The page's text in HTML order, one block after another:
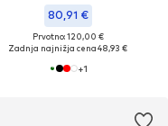
80,91 €
Prvotno: 120,00 €
Zadnja najnižja cena48,93 €
+1